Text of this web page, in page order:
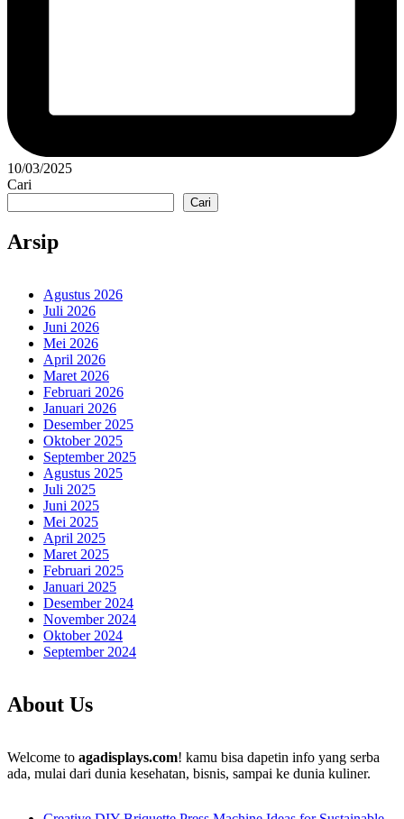
10/03/2025
Cari
Cari
Arsip
Agustus 2026
Juli 2026
Juni 2026
Mei 2026
April 2026
Maret 2026
Februari 2026
Januari 2026
Desember 2025
Oktober 2025
September 2025
Agustus 2025
Juli 2025
Juni 2025
Mei 2025
April 2025
Maret 2025
Februari 2025
Januari 2025
Desember 2024
November 2024
Oktober 2024
September 2024
About Us
Welcome to agadisplays.com! kamu bisa dapetin info yang serba
ada, mulai dari dunia kesehatan, bisnis, sampai ke dunia kuliner.